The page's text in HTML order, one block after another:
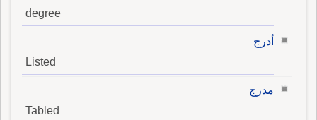
degree
أدرج
Listed
مدرج
Tabled